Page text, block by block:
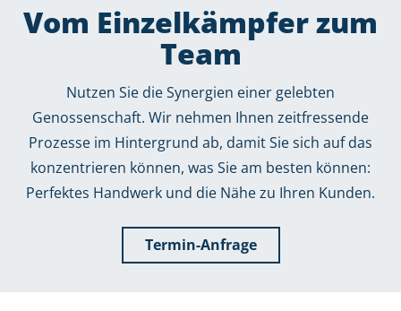
Vom Einzelkämpfer zum
Team
Nutzen Sie die Synergien einer gelebten
Genossenschaft. Wir nehmen Ihnen zeitfressende
Prozesse im Hintergrund ab, damit Sie sich auf das
konzentrieren können, was Sie am besten können:
Perfektes Handwerk und die Nähe zu Ihren Kunden.
Termin-Anfrage